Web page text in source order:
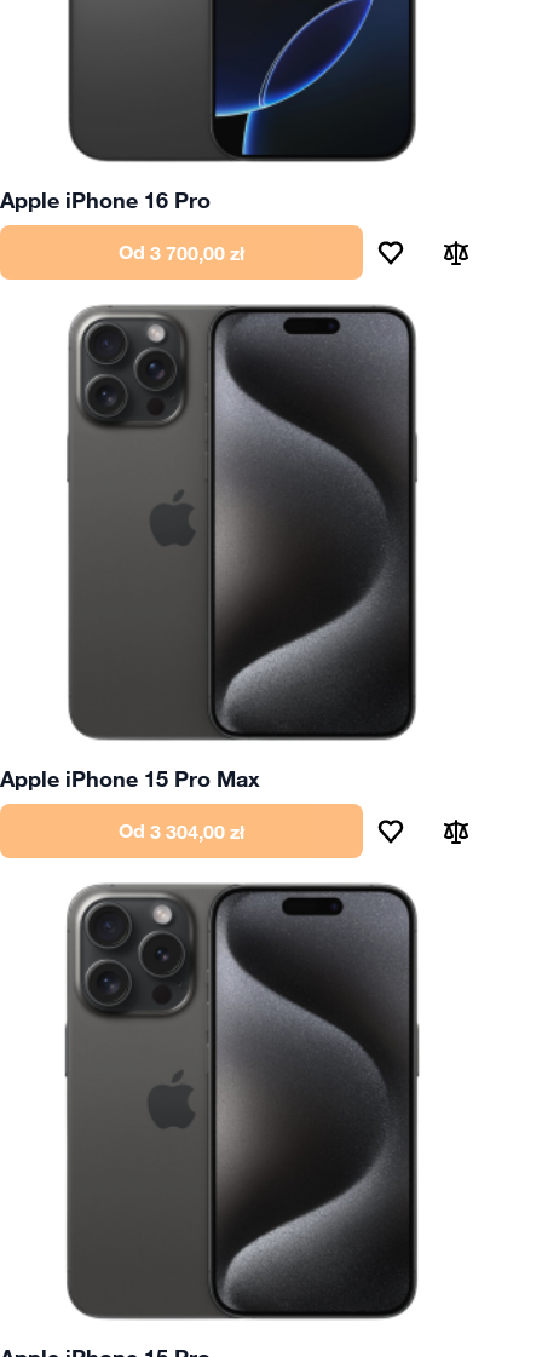
Apple iPhone 16 Pro
Od 3 700,00 zł
Apple iPhone 15 Pro Max
Od 3 304,00 zł